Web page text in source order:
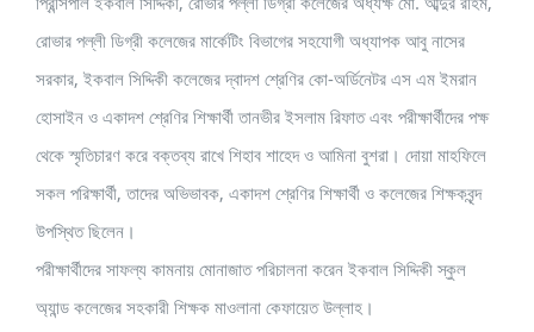
রোভার পল্লী ডিগ্রী কলেজের মার্কেটিং বিভাগের সহযোগী অধ্যাপক আবু নাসের
সরকার, ইকবাল সিদ্দিকী কলেজের দ্বাদশ শ্রেণির কো-অর্ডিনেটর এস এম ইমরান
হোসাইন ও একাদশ শ্রেণির শিক্ষার্থী তানভীর ইসলাম রিফাত এবং পরীক্ষার্থীদের পক্ষ
থেকে স্মৃতিচারণ করে বক্তব্য রাখে শিহাব শাহেদ ও আমিনা বুশরা। দোয়া মাহফিলে
সকল পরিক্ষার্থী, তাদের অভিভাবক, একাদশ শ্রেণির শিক্ষার্থী ও কলেজের শিক্ষকবৃন্দ
উপস্থিত ছিলেন।
পরীক্ষার্থীদের সাফল্য কামনায় মােনাজাত পরিচালনা করেন ইকবাল সিদ্দিকী স্কুল
অ্যান্ড কলেজের সহকারী শিক্ষক মাওলানা কেফায়েত উল্লাহ।